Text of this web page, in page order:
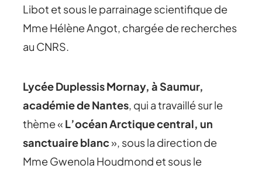
Libot et sous le parrainage scientifique de
Mme Hélène Angot, chargée de recherches
au CNRS.
Lycée Duplessis Mornay, à Saumur,
académie de Nantes, qui a travaillé sur le
thème « L’océan Arctique central, un
sanctuaire blanc», sous la direction de
Mme Gwenola Houdmond et sous le